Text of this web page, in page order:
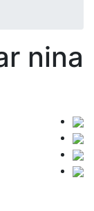
nina